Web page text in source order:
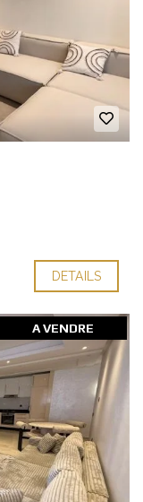
DETAILS
A VENDRE